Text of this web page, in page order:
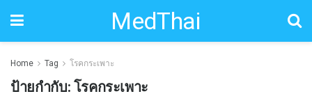
MedThai
Home Tag โรคกระเพาะ
ป้ายกำกับ: โรคกระเพาะ